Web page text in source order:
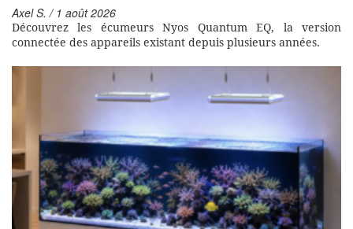
Axel S. / 1 août 2026
Découvrez les écumeurs Nyos Quantum EQ, la version
connectée des appareils existant depuis plusieurs années.